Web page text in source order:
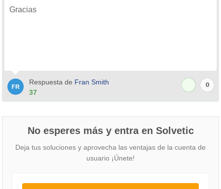
Gracias
Respuesta de Fran Smith
37
0
No esperes más y entra en Solvetic
Deja tus soluciones y aprovecha las ventajas de la cuenta de
usuario ¡Únete!